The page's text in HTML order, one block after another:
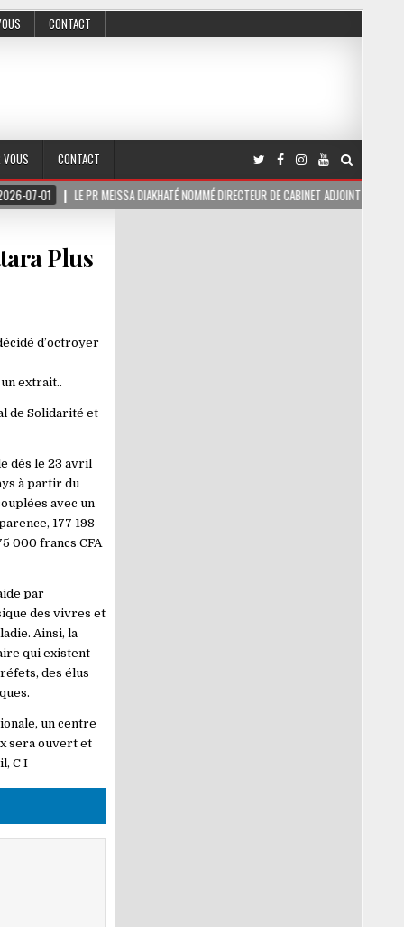
CONTACT
CONTACT
LE PR MEISSA DIAKHATÉ NOMMÉ DIRECTEUR DE CABINET ADJOINT DU PRÉSIDENT DE LA
Plus
d’octroyer
extrait..
de Solidarité et
dès le 23 avril
à partir du
avec un
177 198
000 francs CFA
par
des vivres et
Ainsi, la
qui existent
des élus
un centre
sera ouvert et
C I